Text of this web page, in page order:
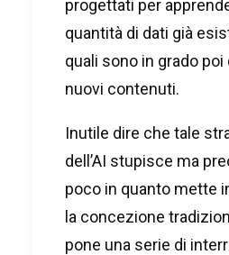
progettati per
quantità di dati già
quali sono in grado poi
nuovi contenuti.
Inutile dire che tale
dell’AI stupisce ma
poco in quanto mette
la concezione
pone una serie di